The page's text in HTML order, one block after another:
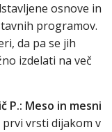
osnove in
programov.
da pa se jih
izdelati na več
P.: Meso in mesni
prvi vrsti dijakom v